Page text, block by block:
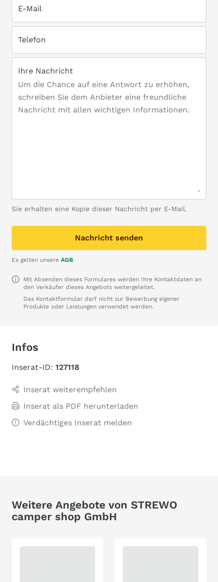
E-Mail
Telefon
Ihre Nachricht
Sie erhalten eine Kopie dieser Nachricht per E-Mail.
Nachricht senden
Es gelten unsere AGB.
Mit Absenden dieses Formulares werden Ihre Kontaktdaten an
den Verkäufer dieses Angebots weitergeleitet.
Das Kontaktformular darf nicht zur Bewerbung eigener
Produkte oder Leistungen verwendet werden.
Infos
Inserat-ID: 127118
Inserat weiterempfehlen
Inserat als PDF herunterladen
Verdächtiges Inserat melden
Weitere Angebote von STREWO
camper shop GmbH